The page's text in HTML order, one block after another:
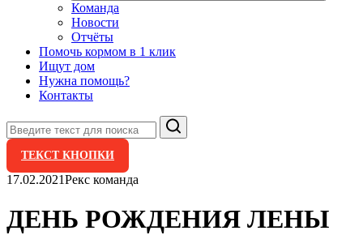
Команда
Новости
Отчёты
Помочь кормом в 1 клик
Ищут дом
Нужна помощь?
Контакты
Поиск
ТЕКСТ КНОПКИ
17.02.2021Рекс команда
ДЕНЬ РОЖДЕНИЯ ЛЕНЫ